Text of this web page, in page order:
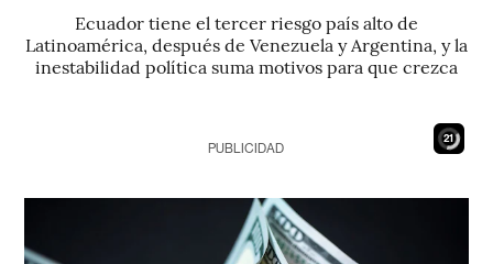
Ecuador tiene el tercer riesgo país alto de
Latinoamérica, después de Venezuela y Argentina, y la
inestabilidad política suma motivos para que crezca
20
PUBLICIDAD